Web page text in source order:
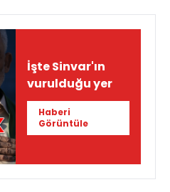
İşte Sinvar'ın
vurulduğu yer
Haberi
Görüntüle